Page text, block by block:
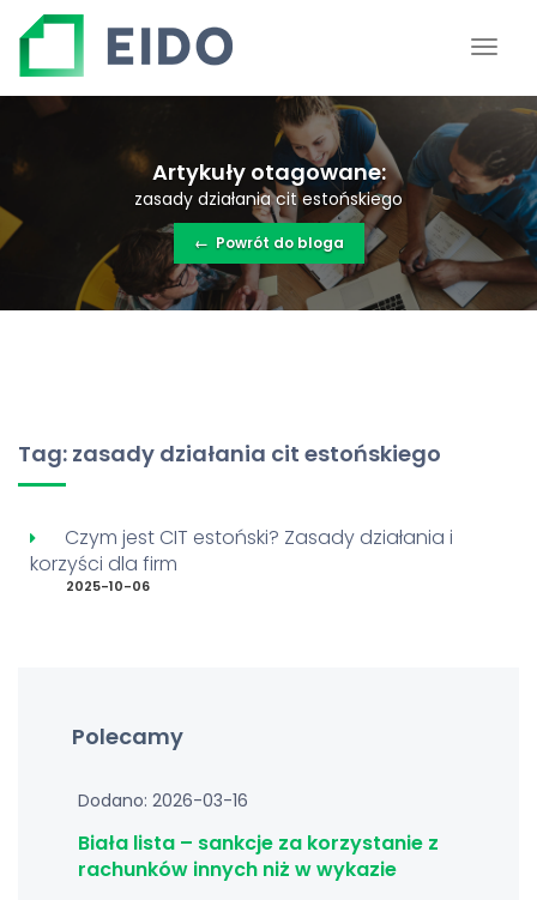
Artykuły otagowane:
zasady działania cit estońskiego
← Powrót do bloga
Tag: zasady działania cit estońskiego
Czym jest CIT estoński? Zasady działania i
korzyści dla firm
2025-10-06
Polecamy
Dodano: 2026-03-16
Biała lista – sankcje za korzystanie z
rachunków innych niż w wykazie